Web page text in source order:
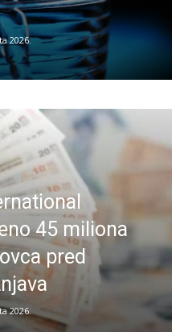
2026.
45 miliona
pred
2026.